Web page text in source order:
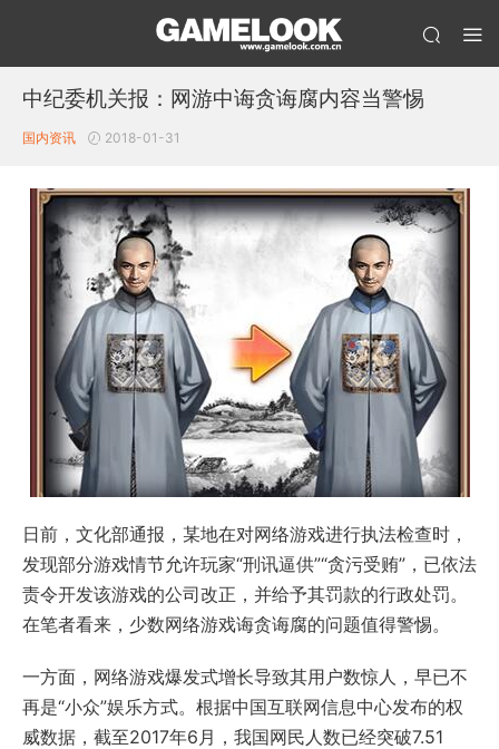
中纪委机关报：网游中诲贪诲腐内容当警惕
国内资讯 2018-01-31
日前，文化部通报，某地在对网络游戏进行执法检查时，
发现部分游戏情节允许玩家“刑讯逼供”“贪污受贿”，已依法
责令开发该游戏的公司改正，并给予其罚款的行政处罚。
在笔者看来，少数网络游戏诲贪诲腐的问题值得警惕。
一方面，网络游戏爆发式增长导致其用户数惊人，早已不
再是“小众”娱乐方式。根据中国互联网信息中心发布的权
威数据，截至2017年6月，我国网民人数已经突破7.51